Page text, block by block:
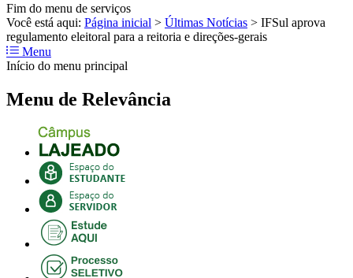
Fim do menu de serviços
Você está aqui: Página inicial > Últimas Notícias > IFSul aprova
regulamento eleitoral para a reitoria e direções-gerais
Menu
Início do menu principal
Menu de Relevância